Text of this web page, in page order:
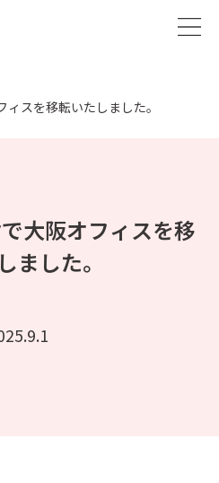
スを移転いたしました。
大阪オフィスを移
ました。